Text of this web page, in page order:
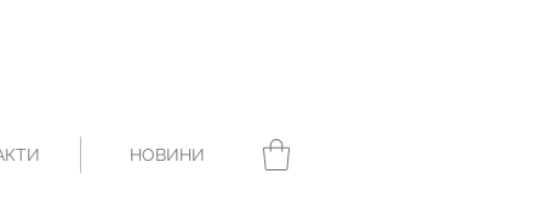
НОВИНИ